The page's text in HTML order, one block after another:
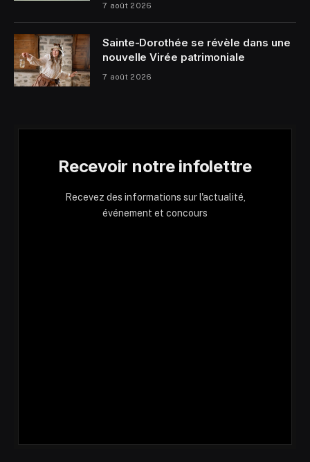
7 août 2026
Sainte-Dorothée se révèle dans une
nouvelle Virée patrimoniale
7 août 2026
Recevoir notre infolettre
Recevez des informations sur l'actualité,
événement et concours